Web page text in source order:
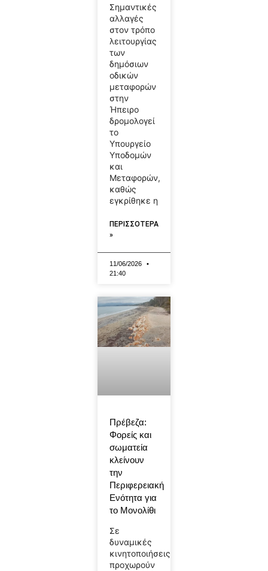
Σημαντικές
αλλαγές
στον τρόπο
λειτουργίας
των
δημόσιων
οδικών
μεταφορών
στην
Ήπειρο
δρομολογεί
το
Υπουργείο
Υποδομών
και
Μεταφορών,
καθώς
εγκρίθηκε η
ΠΕΡΙΣΣΟΤΕΡΑ
»
11/06/2026
21:40
Πρέβεζα:
Φορείς και
σωματεία
κλείνουν
την
Περιφερειακή
Ενότητα για
το Μονολίθι
Σε
δυναμικές
κινητοποιήσεις
προχωρούν